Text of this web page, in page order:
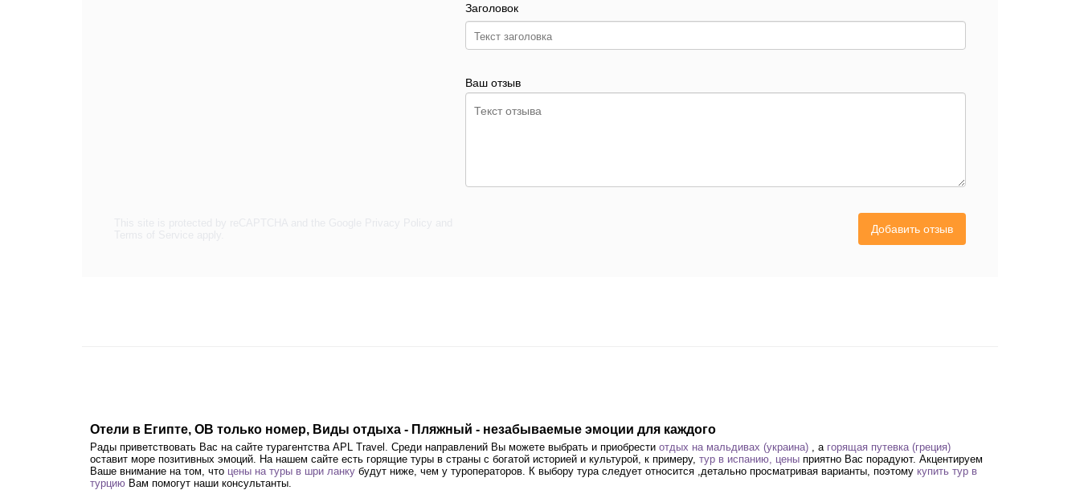
Заголовок
Ваш отзыв
Добавить отзыв
Отели в Египте, OB только номер, Виды отдыха - Пляжный - незабываемые эмоции для каждого
Рады приветствовать Вас на сайте турагентства APL Travel. Среди направлений Вы можете выбрать и приобрести отдых на мальдивах (украина) , а горящая путевка (греция)
оставит море позитивных эмоций. На нашем сайте есть горящие туры в страны с богатой историей и культурой, к примеру, тур в испанию, цены приятно Вас порадуют. Акцентируем
Ваше внимание на том, что цены на туры в шри ланку будут ниже, чем у туроператоров. К выбору тура следует относится ,детально просматривая варианты, поэтому купить тур в
турцию Вам помогут наши консультанты.